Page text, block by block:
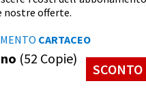
nostre offerte.
CARTACEO
(52 Copie)